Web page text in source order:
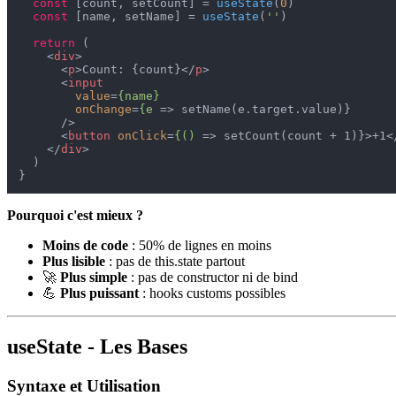
const [count, setCount] = useState ( 0 )
const [name, setName] = useState ( '' )
return (
<div>
<p>Count: {count}</p>
<input
value={name}
onChange={e => setName(e.target.value)}
      />
<button onClick={() => setCount(count + 1)}>+1
</div>
  )
Pourquoi c'est mieux ?
Moins de code : 50% de lignes en moins
Plus lisible : pas de this.state partout
🚀 Plus simple : pas de constructor ni de bind
💪 Plus puissant : hooks customs possibles
useState - Les Bases
Syntaxe et Utilisation